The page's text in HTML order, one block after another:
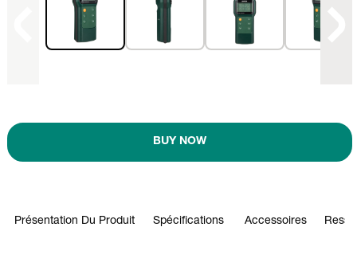
BUY NOW
Présentation Du Produit Spécifications Accessoires